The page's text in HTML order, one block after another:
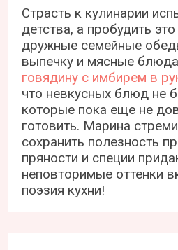
Страсть к кулинарии
детства, а пробудить
дружные семейные
выпечку и мясные
говядину с имбирем в
что невкусных блюд не
которые пока еще не
готовить. Марина
сохранить полезность
пряности и специи
неповторимые оттенки
поэзия кухни!